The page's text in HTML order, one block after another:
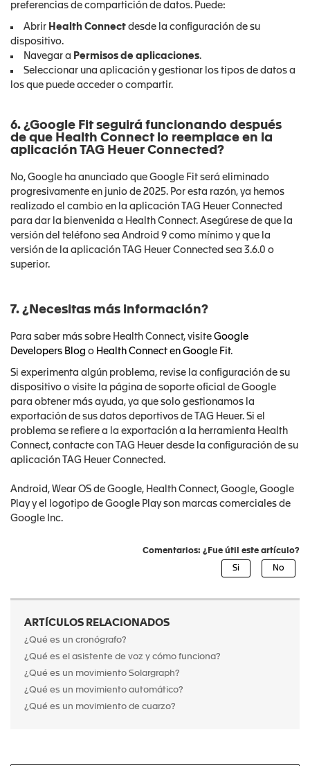
preferencias de compartición de datos. Puede:
Abrir Health Connect desde la configuración de su
dispositivo.
Navegar a Permisos de aplicaciones.
Seleccionar una aplicación y gestionar los tipos de datos a
los que puede acceder o compartir.
6. ¿Google Fit seguirá funcionando después
de que Health Connect lo reemplace en la
aplicación TAG Heuer Connected?
No, Google ha anunciado que Google Fit será eliminado
progresivamente en junio de 2025. Por esta razón, ya hemos
realizado el cambio en la aplicación TAG Heuer Connected
para dar la bienvenida a Health Connect. Asegúrese de que la
versión del teléfono sea Android 9 como mínimo y que la
versión de la aplicación TAG Heuer Connected sea 3.6.0 o
superior.
7. ¿Necesitas más información?
Para saber más sobre Health Connect, visite Google
Developers Blog o Health Connect en Google Fit.
Si experimenta algún problema, revise la configuración de su
dispositivo o visite la página de soporte oficial de Google
para obtener más ayuda, ya que solo gestionamos la
exportación de sus datos deportivos de TAG Heuer. Si el
problema se refiere a la exportación a la herramienta Health
Connect, contacte con TAG Heuer desde la configuración de su
aplicación TAG Heuer Connected.
Android, Wear OS de Google, Health Connect, Google, Google
Play y el logotipo de Google Play son marcas comerciales de
Google Inc.
Comentarios: ¿Fue útil este artículo?
ARTÍCULOS RELACIONADOS
¿Qué es un cronógrafo?
¿Qué es el asistente de voz y cómo funciona?
¿Qué es un movimiento Solargraph?
¿Qué es un movimiento automático?
¿Qué es un movimiento de cuarzo?